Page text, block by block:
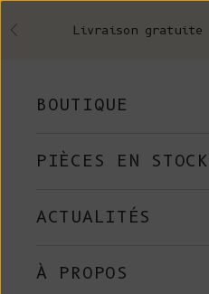
Précédent Livraison gratuite
BOUTIQUE
PIÈCES EN STOCK
ACTUALITÉS
À PROPOS